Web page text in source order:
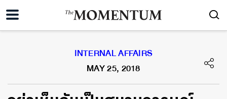
INTERNAL AFFAIRS
MAY 25, 2018